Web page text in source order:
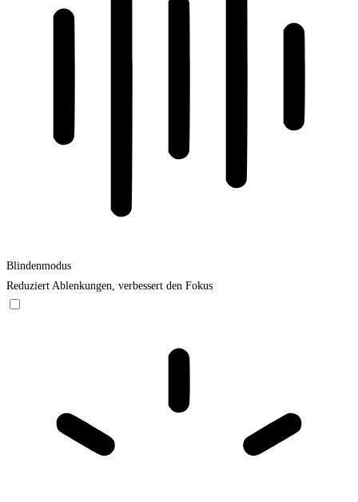
Blindenmodus
Reduziert Ablenkungen, verbessert den Fokus